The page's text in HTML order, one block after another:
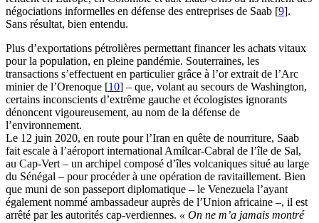
négociations informelles en défense des entreprises de Saab [9].
Sans résultat, bien entendu.
Plus d’exportations pétrolières permettant financer les achats vitaux
pour la population, en pleine pandémie. Souterraines, les
transactions s’effectuent en particulier grâce à l’or extrait de l’Arc
minier de l’Orenoque [10] – que, volant au secours de Washington,
certains inconscients d’extrême gauche et écologistes ignorants
dénoncent vigoureusement, au nom de la défense de
l’environnement.
Le 12 juin 2020, en route pour l’Iran en quête de nourriture, Saab
fait escale à l’aéroport international Amílcar-Cabral de l’île de Sal,
au Cap-Vert – un archipel composé d’îles volcaniques situé au large
du Sénégal – pour procéder à une opération de ravitaillement. Bien
que muni de son passeport diplomatique – le Venezuela l’ayant
également nommé ambassadeur auprès de l’Union africaine –, il est
arrêté par les autorités cap-verdiennes. « On ne m’a jamais montré